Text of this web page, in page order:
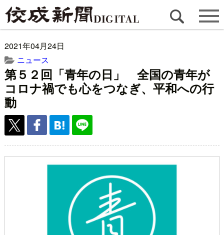
2021年04月24日
ニュース
第５２回「青年の日」 全国の青年が
コロナ禍でも心をつなぎ、平和への行
動